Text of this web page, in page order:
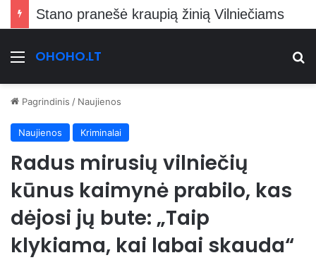
Stano pranešė kraupią žinią Vilniečiams
Meniu
OHOHO.LT
Pagrindinis / Naujienos
Naujienos Kriminalai
Radus mirusių vilniečių
kūnus kaimynė prabilo, kas
dėjosi jų bute: „Taip
klykiama, kai labai skauda“